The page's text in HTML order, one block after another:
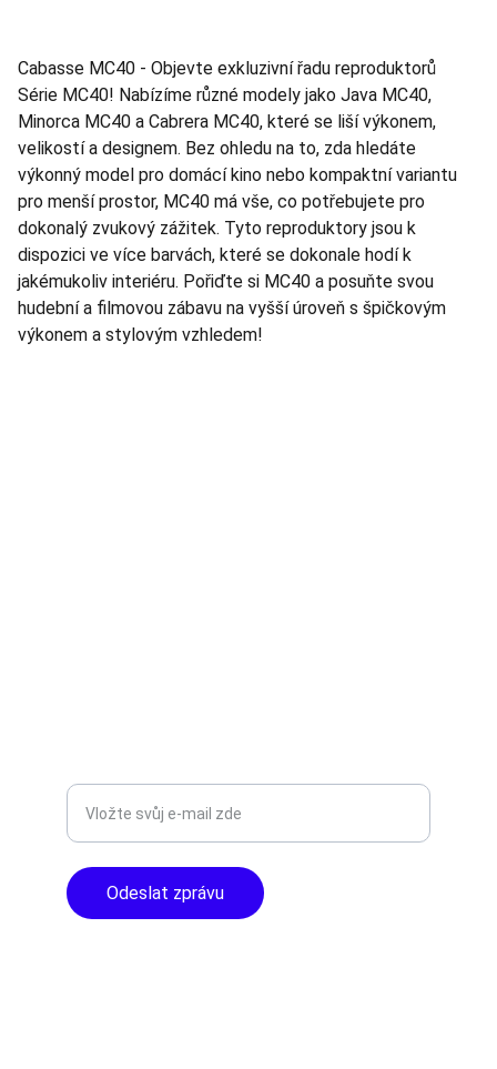
Cabasse MC40 - Objevte exkluzivní řadu reproduktorů
Série MC40! Nabízíme různé modely jako Java MC40,
Minorca MC40 a Cabrera MC40, které se liší výkonem,
velikostí a designem. Bez ohledu na to, zda hledáte
výkonný model pro domácí kino nebo kompaktní variantu
pro menší prostor, MC40 má vše, co potřebujete pro
dokonalý zvukový zážitek. Tyto reproduktory jsou k
dispozici ve více barvách, které se dokonale hodí k
jakémukoliv interiéru. Pořiďte si MC40 a posuňte svou
hudební a filmovou zábavu na vyšší úroveň s špičkovým
výkonem a stylovým vzhledem!
Odeslat zprávu